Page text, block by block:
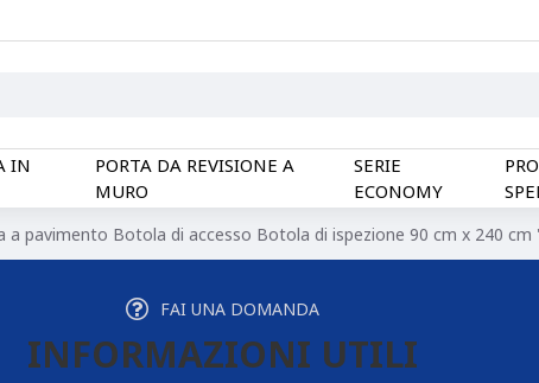
IN
PORTA DA REVISIONE A
MURO
SERIE
ECONOMY
a pavimento Botola di accesso Botola di ispezione 90 cm x 240 cm
FAI UNA DOMANDA
INFORMAZIONI UTILI